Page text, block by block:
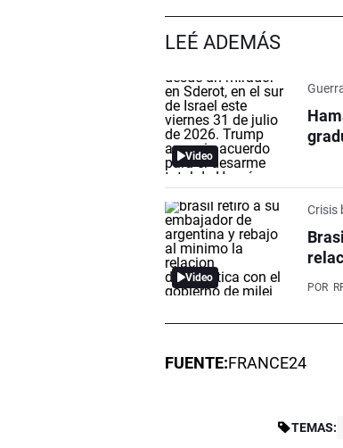
LEÉ ADEMÁS
Video
Video
Crisis
POR
FUENTE:FRANCE24
TEMAS: